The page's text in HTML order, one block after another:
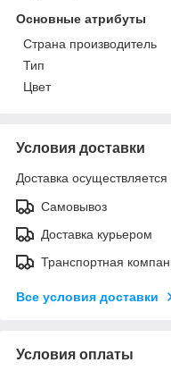
Основные атрибуты
Страна производитель
Тип
Цвет
Условия доставки
Доставка
Самовывоз
Доставка курьером
Транспортная
Все условия доставки
Условия оплаты